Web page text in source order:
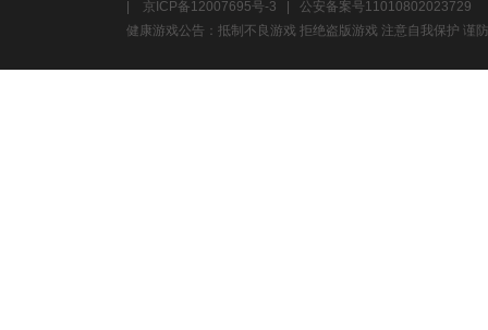
京ICP备12007695号-3
公安备案号11010802023729
健康游戏公告：抵制不良游戏 拒绝盗版游戏 注意自我保护 谨